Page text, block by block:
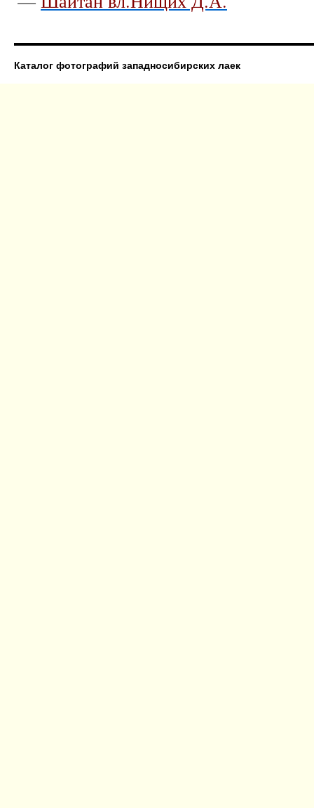
Каталог фотографий западносибирских лаек